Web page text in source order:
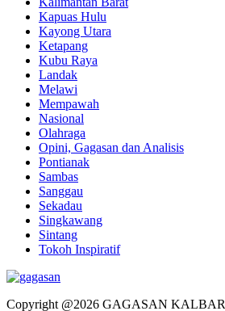
Kapuas Hulu
Kayong Utara
Ketapang
Kubu Raya
Landak
Melawi
Mempawah
Nasional
Olahraga
Opini, Gagasan dan Analisis
Pontianak
Sambas
Sanggau
Sekadau
Singkawang
Sintang
Tokoh Inspiratif
Copyright @2026 GAGASAN KALBAR